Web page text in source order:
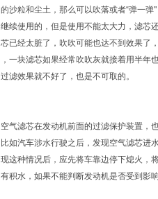
的沙粒和尘土，那么可以吹落或者“弹一
继续使用的，但是使用不能太大力，滤芯
芯已经太脏了，吹吹可能也达不到效果了
，一块滤芯如果经常吹吹灰就接着用半年
过滤效果就不好了，也是不可取的。
空气滤芯在发动机前面的过滤保护装置，
比如汽车涉水行驶之后，发现空气滤芯进
现这种情况后，应先将车靠边停下熄火，
有积水，如果不能判断发动机是否受到影